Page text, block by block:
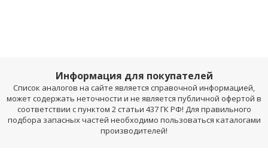
Информация для покупателей
Список аналогов на сайте является справочной информацией,
может содержать неточности и не является публичной офертой в
соответствии с пунктом 2 статьи 437 ГК РФ! Для правильного
подбора запасных частей необходимо пользоваться каталогами
производителей!